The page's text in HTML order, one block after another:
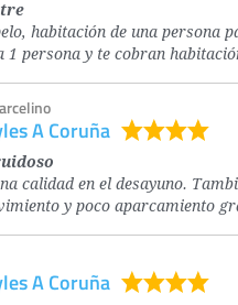
habitación de una persona
1 persona y te cobran
A Coruña
calidad en el desayuno.
y poco aparcamiento
A Coruña